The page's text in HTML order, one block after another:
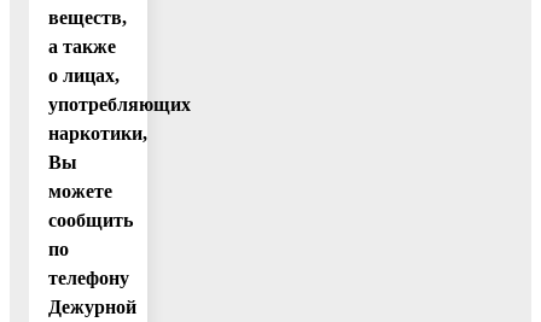
веществ,
а также
о лицах,
употребляющих
наркотики,
Вы
можете
сообщить
по
телефону
Дежурной